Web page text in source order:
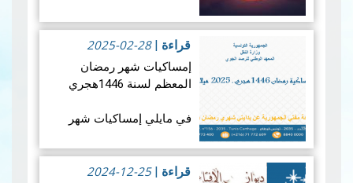
للقمر، حيث سيدخل القمر
بالكامل في ظل الأرض. وما
يميز هذا الحدث الفلكي هو
تزامنه مع منتصف شه…
قراءة |
2025-02-28
إمساكيات شهر رمضان
المعظم لسنة 1446هجري
في مايلي إمساكيات شهر
هجري و شملت الإمساكيات
العديد من المدن التونسية
قراءة |
2024-12-25